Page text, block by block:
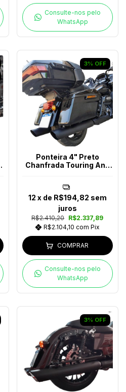
Consulte-nos pelo
WhatsApp
3% OFF
Ponteira 4" Preto
Chanfrada Touring Ano
R$2.410,20 R$2.337,89
R$2.104,10 com Pix
12 x de R$194,82 sem
juros
COMPRAR
Consulte-nos pelo
WhatsApp
3% OFF